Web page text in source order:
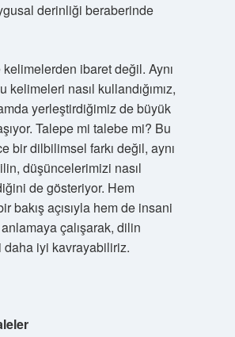
derinliği beraberinde
ibaret değil. Aynı
kelimeleri nasıl kullandığımız,
yerleştirdiğimiz de büyük
Talepe mi talebe mi? Bu
bir dilbilimsel farkı değil, aynı
düşüncelerimizi nasıl
de gösteriyor. Hem
bakış açısıyla hem de insani
çalışarak, dilin
iyi kavrayabiliriz.